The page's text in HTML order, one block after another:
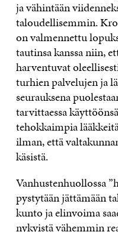
ja vähintään
taloudellisemmin.
on valmennettu
tautinsa kanssa niin,
harventuvat
turhien palvelujen ja
seurauksena
tarvittaessa
tehokkaimpia
ilman, että
käsistä.
Vanhustenhuollossa
pystytään jättämään
kunto ja elinvoima
nykyistä vähemmin